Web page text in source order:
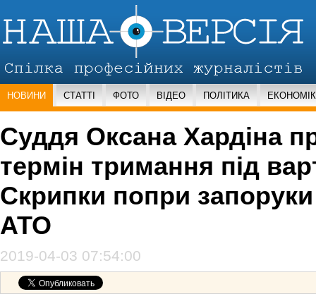
НОВИНИ СТАТТІ ФОТО ВІДЕО ПОЛІТИКА
Суддя Оксана Хардіна
термін тримання під
Скрипки попри запоруки
АТО
2019-04-03 07:54:00